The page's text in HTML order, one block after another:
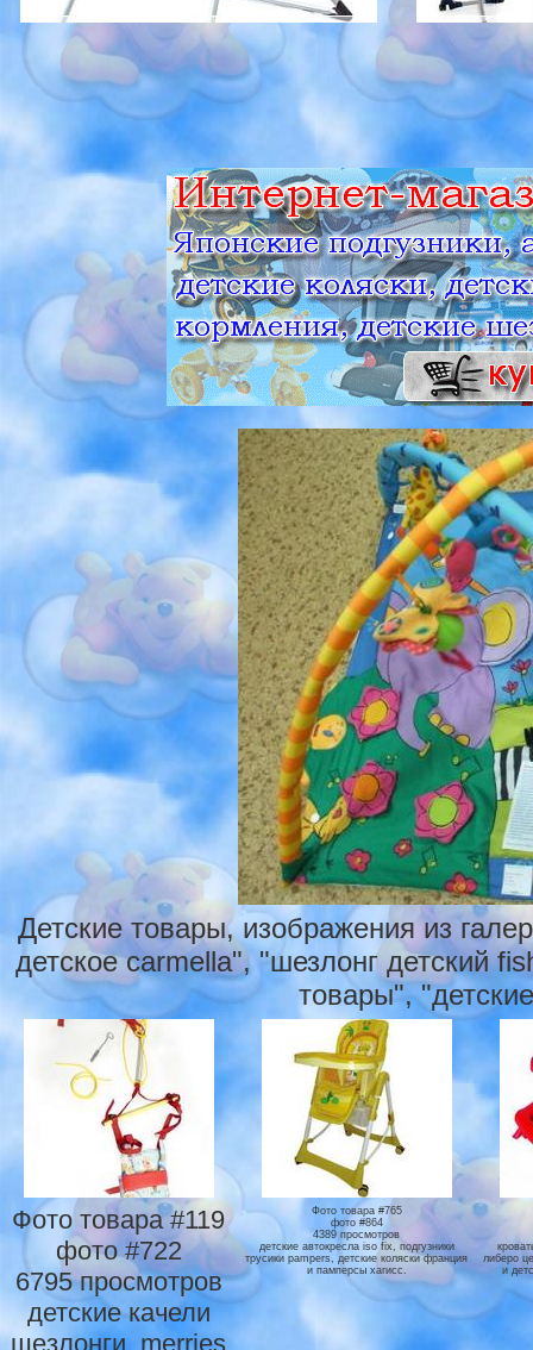
Детские товары, изображения из
детское carmella", "шезлонг детский
товары",
Фото товара #119
фото #722
6795 просмотров
детские качели
шезлонги, merries
Фото товара #765
фото #864
4389 просмотров
детские автокресла iso fix, подгузники
трусики pampers, детские коляски франция
и памперсы хагисс.
либеро
и